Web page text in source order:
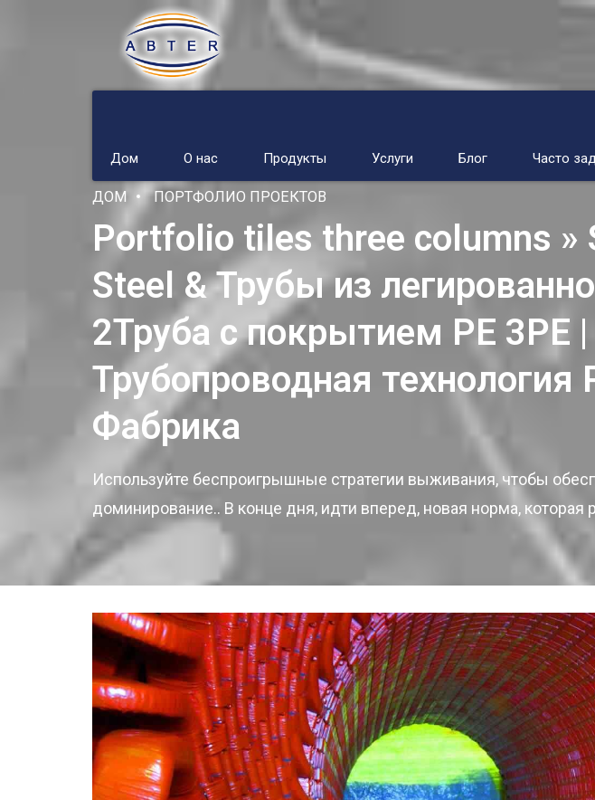
Дом О нас Продукты Услуги Блог Часто
ДОМ ПОРТФОЛИО ПРОЕКТОВ
Portfolio tiles three columns »
Steel & Трубы из
2Труба с покрытием PE 3PE
Трубопроводная технология
Фабрика
Используйте беспроигрышные стратегии выживания, чтобы
доминирование.. В конце дня, идти вперед, новая норма, которая